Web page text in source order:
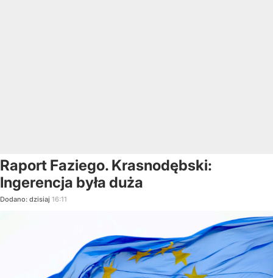
Raport Faziego. Krasnodębski:
Ingerencja była duża
Dodano: dzisiaj 16:11